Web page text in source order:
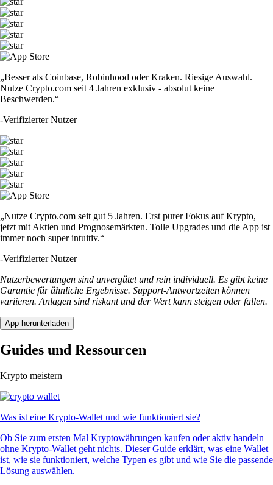
„Besser als Coinbase, Robinhood oder Kraken. Riesige Auswahl.
Nutze Crypto.com seit 4 Jahren exklusiv - absolut keine
Beschwerden.“
-Verifizierter Nutzer
„Nutze Crypto.com seit gut 5 Jahren. Erst purer Fokus auf Krypto,
jetzt mit Aktien und Prognosemärkten. Tolle Upgrades und die App ist
immer noch super intuitiv.“
-Verifizierter Nutzer
Nutzerbewertungen sind unvergütet und rein individuell. Es gibt keine
Garantie für ähnliche Ergebnisse. Support-Antwortzeiten können
variieren. Anlagen sind riskant und der Wert kann steigen oder fallen.
App herunterladen
Guides und Ressourcen
Krypto meistern
Was ist eine Krypto-Wallet und wie funktioniert sie?
Ob Sie zum ersten Mal Kryptowährungen kaufen oder aktiv handeln –
ohne Krypto-Wallet geht nichts. Dieser Guide erklärt, was eine Wallet
ist, wie sie funktioniert, welche Typen es gibt und wie Sie die passende
Lösung auswählen.